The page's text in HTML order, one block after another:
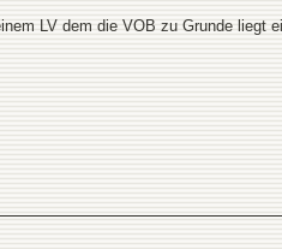
LV dem die VOB zu Grunde